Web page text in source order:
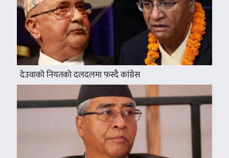
देउवाको नियतको दलदलमा फस्दै कांग्रेस